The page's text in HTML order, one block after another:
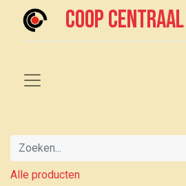
Coop centraal
Alle producten